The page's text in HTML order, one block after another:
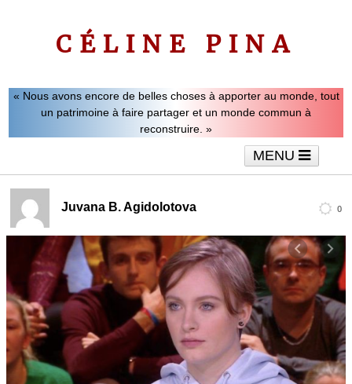
CÉLINE PINA
« Nous avons encore de belles choses à apporter au monde, tout
un patrimoine à faire partager et un monde commun à
reconstruire. »
MENU
Interviews Vidéos Articles
Juvana B. Agidolotova 0